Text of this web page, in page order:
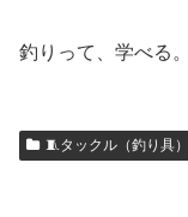
釣りって、学べる。
🧵タックル（釣り具）